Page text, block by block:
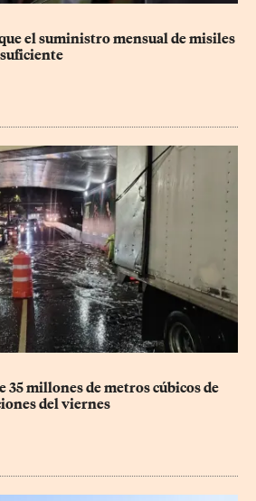
el suministro mensual de misiles
35 millones de metros cúbicos de
del viernes